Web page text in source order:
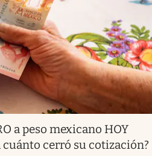
a peso mexicano HOY
cuánto cerró su cotización?